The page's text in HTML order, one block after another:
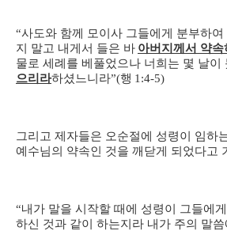
“사도와 함께 모이사 그들에게 분부하
지 말고 내게서 들은 바 아버지께서 약
물로 세례를 베풀었으나 너희는 몇 날이
으리라하셨느니라”(행 1:4-5)
그리고 제자들은 오순절에 성령이 임하
예수님의 약속인 것을 깨닫게 되었다고
“내가 말을 시작할 때에 성령이 그들에
하신 것과 같이 하는지라 내가 주의 말